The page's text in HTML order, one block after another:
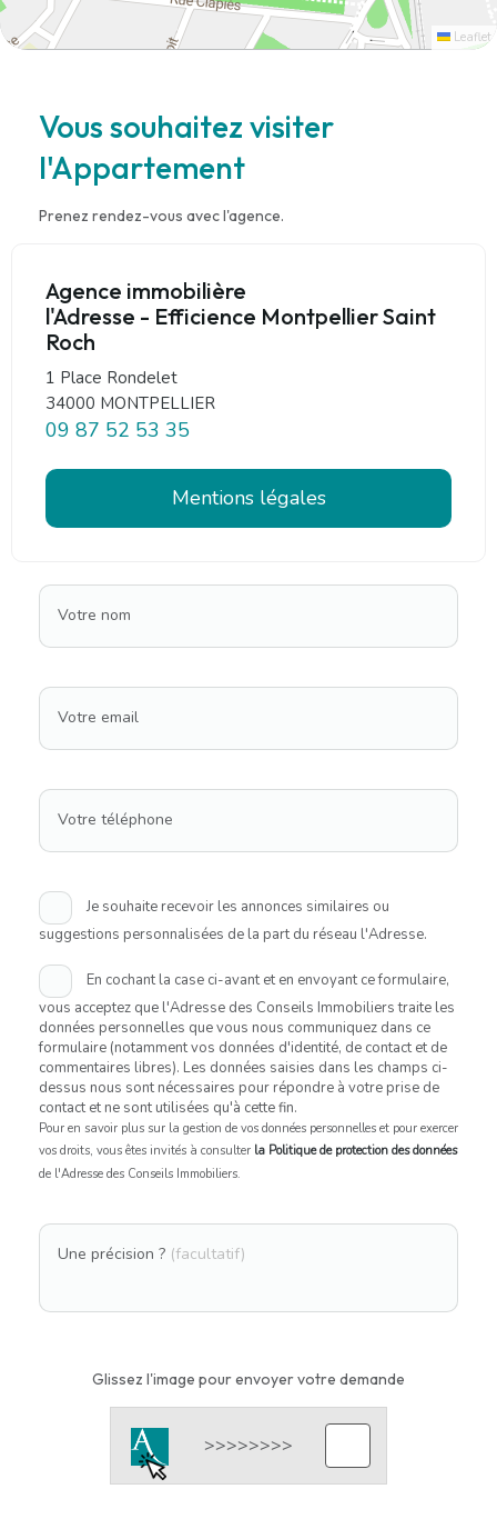
Leaflet
Vous souhaitez visiter
l'Appartement
Prenez rendez-vous avec l'agence.
Agence immobilière
l'Adresse - Efficience Montpellier Saint
Roch
1 Place Rondelet
34000 MONTPELLIER
09 87 52 53 35
Mentions légales
Votre nom
Votre email
Votre téléphone
Je souhaite recevoir les annonces similaires ou
suggestions personnalisées de la part du réseau l'Adresse.
En cochant la case ci-avant et en envoyant ce formulaire,
vous acceptez que l'Adresse des Conseils Immobiliers traite les
données personnelles que vous nous communiquez dans ce
formulaire (notamment vos données d'identité, de contact et de
commentaires libres). Les données saisies dans les champs ci-
dessus nous sont nécessaires pour répondre à votre prise de
contact et ne sont utilisées qu'à cette fin.
Pour en savoir plus sur la gestion de vos données personnelles et pour exercer
vos droits, vous êtes invités à consulter la Politique de protection des données
de l'Adresse des Conseils Immobiliers.
Une précision ? (facultatif)
Glissez l'image pour envoyer votre demande